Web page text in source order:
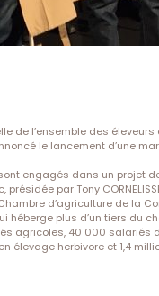
de l’ensemble des
le lancement d’une
engagés dans un projet
par Tony
d’agriculture de la
héberge plus d’un tiers du
agricoles, 40 000 salariés
élevage herbivore et 1,4